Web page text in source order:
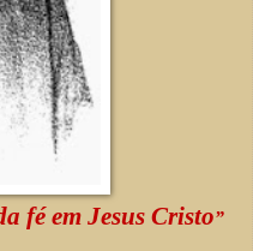
fé em Jesus Cristo”